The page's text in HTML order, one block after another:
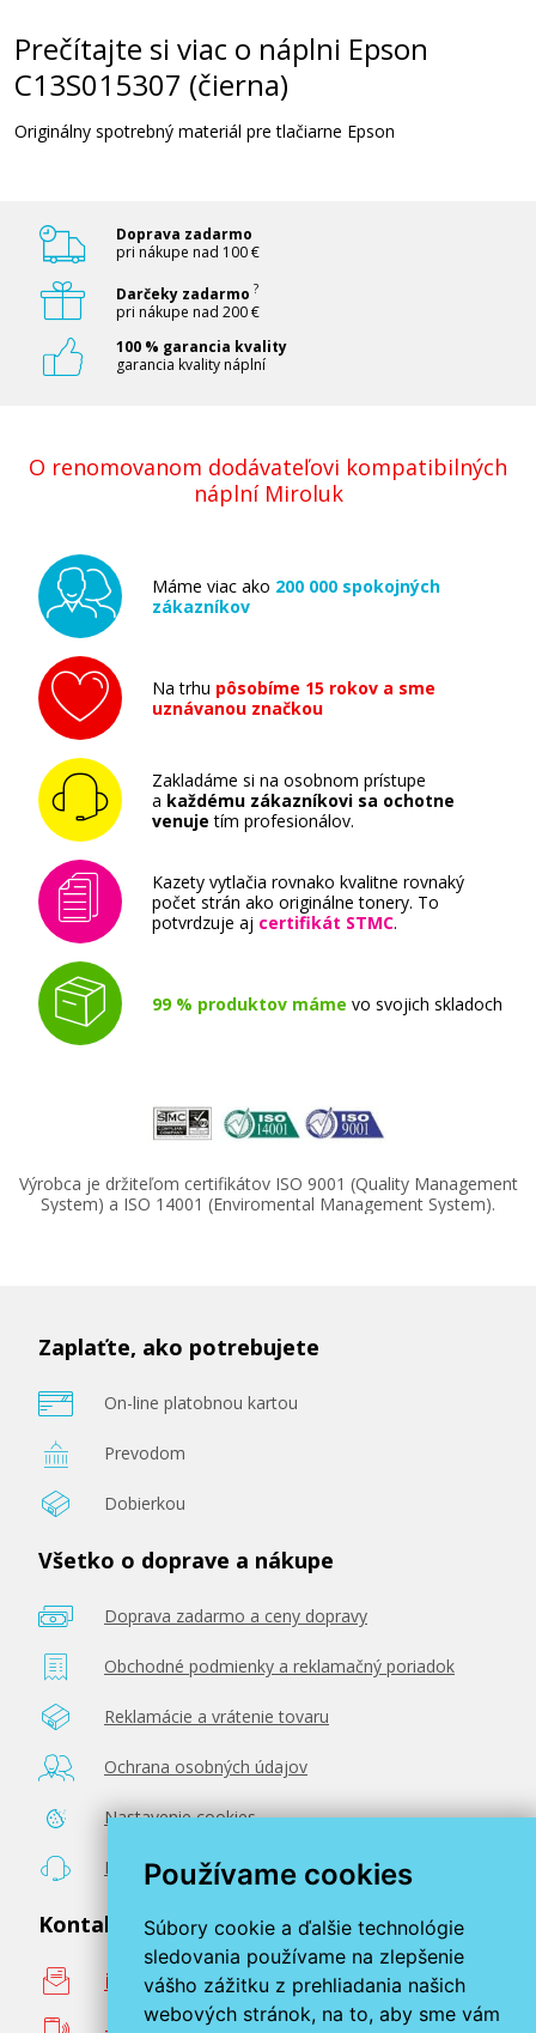
Používame cookies
Súbory cookie a ďalšie technológie
sledovania používame na zlepšenie
vášho zážitku z prehliadania našich
webových stránok, na to, aby sme vám
Prečítajte si viac o náplni Epson
C13S015307 (čierna)
Originálny spotrebný materiál pre tlačiarne Epson
Doprava zadarmo
pri nákupe nad 100 €
Darčeky zadarmo ?
pri nákupe nad 200 €
100 % garancia kvality
garancia kvality náplní
O renomovanom dodávateľovi kompatibilných
náplní Miroluk
Máme viac ako 200 000 spokojných
zákazníkov
Na trhu pôsobíme 15 rokov a sme
uznávanou značkou
Zakladáme si na osobnom prístupe
a každému zákazníkovi sa ochotne
venuje tím profesionálov.
Kazety vytlačia rovnako kvalitne rovnaký
počet strán ako originálne tonery. To
potvrdzuje aj certifikát STMC.
99 % produktov máme vo svojich skladoch
Výrobca je držiteľom certifikátov ISO 9001 (Quality Management
System) a ISO 14001 (Enviromental Management System).
Zaplaťte, ako potrebujete
On-line platobnou kartou
Prevodom
Dobierkou
Všetko o doprave a nákupe
Doprava zadarmo a ceny dopravy
Obchodné podmienky a reklamačný poriadok
Reklamácie a vrátenie tovaru
Ochrana osobných údajov
Nastavenie cookies
Poradenstvo zadarmo
Kontaktujte nás
info@miroluk.sk